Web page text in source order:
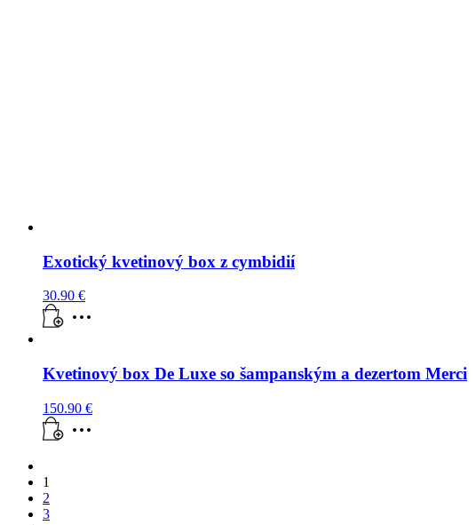
Exotický kvetinový box z cymbidií
30.90 €
Kvetinový box De Luxe so šampanským a dezertom Merci
150.90 €
1
2
3